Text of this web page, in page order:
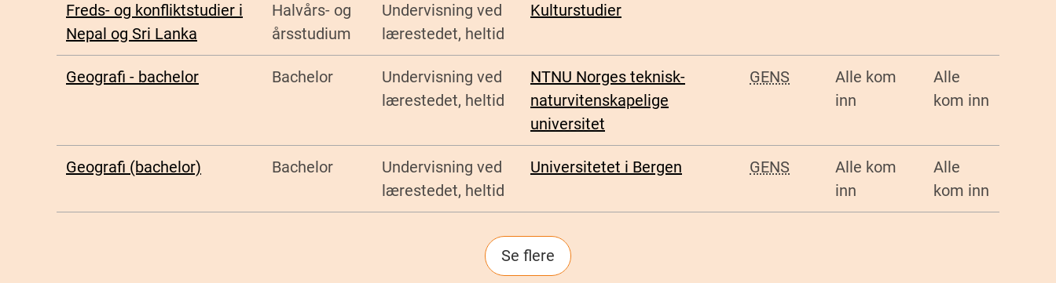
Freds- og konfliktstudier i
Nepal og Sri Lanka
Halvårs- og
årsstudium
Undervisning ved
lærestedet, heltid
Kulturstudier
Geografi - bachelor Bachelor
Undervisning ved
lærestedet, heltid
NTNU Norges teknisk-
naturvitenskapelige
universitet
GENS
Alle kom
inn
Alle
kom inn
Geografi (bachelor) Bachelor
Undervisning ved
lærestedet, heltid
Universitetet i Bergen GENS
Alle kom
inn
Alle
kom inn
Sider
Se flere